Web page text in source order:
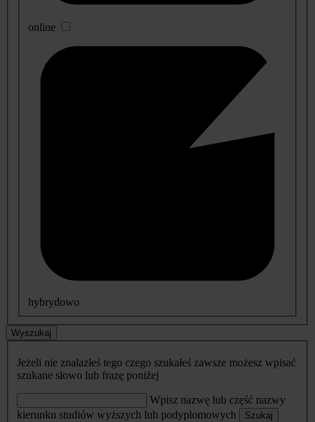
online
hybrydowo
Wyszukaj
Jeżeli nie znalazłeś tego czego szukałeś zawsze możesz wpisać
szukane słowo lub frazę poniżej
Wpisz nazwę lub część nazwy
kierunku studiów wyższych lub podyplomowych
Szukaj